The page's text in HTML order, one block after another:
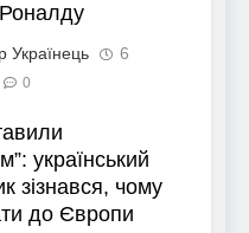
Роналду
Українець
6
0
український
зізнався, чому
до Європи